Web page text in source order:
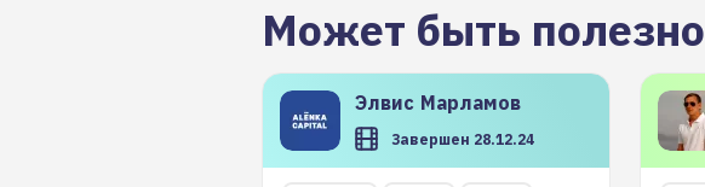
Может быть полезно
Элвис Марламов
Завершен 28.12.24